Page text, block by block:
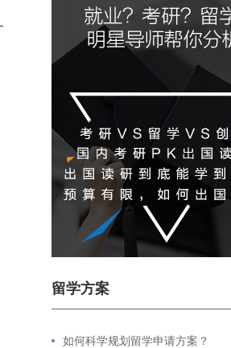
留学方案
如何科学规划留学申请方案？